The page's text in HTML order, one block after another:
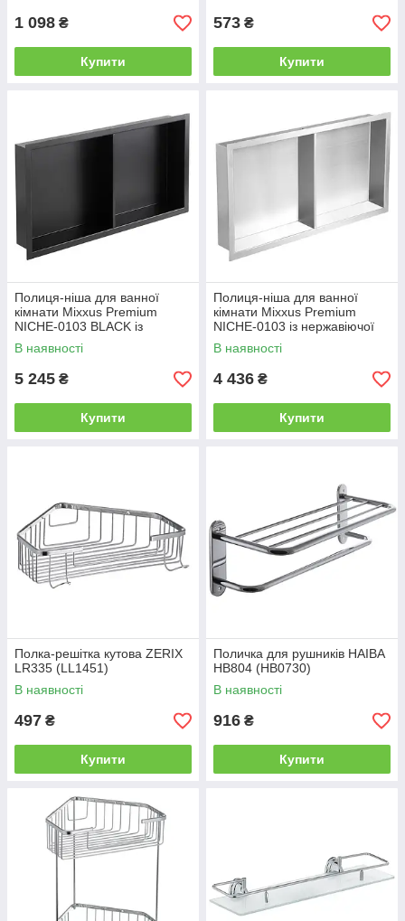
1 098 ₴
Купити
573 ₴
Купити
Полиця-ніша для ванної
кімнати Mixxus Premium
NICHE-0103 BLACK із
нержавіючої сталі SUS304
(MI6682)
В наявності
5 245 ₴
Купити
Полиця-ніша для ванної
кімнати Mixxus Premium
NICHE-0103 із нержавіючої
сталі SUS304 (MI6681)
В наявності
4 436 ₴
Купити
Полка-решітка кутова ZERIX
LR335 (LL1451)
В наявності
497 ₴
Купити
Поличка для рушників HAIBA
HB804 (HB0730)
В наявності
916 ₴
Купити